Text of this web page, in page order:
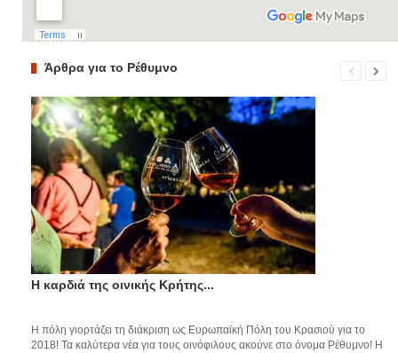
Άρθρα για το Ρέθυμνο
Η καρδιά της οινικής Κρήτης...
Η πόλη γιορτάζει τη διάκριση ως Ευρωπαϊκή Πόλη του Κρασιού για το
2018! Τα καλύτερα νέα για τους οινόφιλους ακούνε στο όνομα Ρέθυμνο! Η